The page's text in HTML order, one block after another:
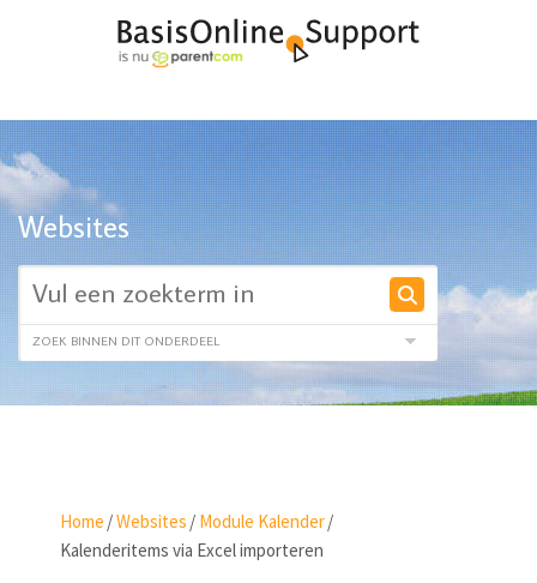
Websites
Home /Websites / Module Kalender/
Kalenderitems via Excel importeren